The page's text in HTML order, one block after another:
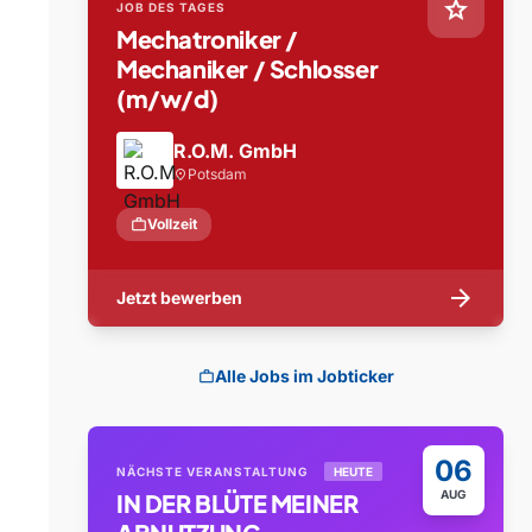
star
JOB DES TAGES
Mechatroniker /
Mechaniker / Schlosser
(m/w/d)
R.O.M. GmbH
location_on Potsdam
workVollzeit
Jetzt bewerben arrow_forward
workAlle Jobs im Jobticker
06
AUG
NÄCHSTE VERANSTALTUNG HEUTE
IN DER BLÜTE MEINER